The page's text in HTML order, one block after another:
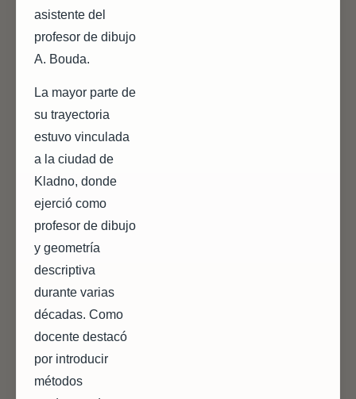
asistente del
profesor de dibujo
A. Bouda.
La mayor parte de
su trayectoria
estuvo vinculada
a la ciudad de
Kladno, donde
ejerció como
profesor de dibujo
y geometría
descriptiva
durante varias
décadas. Como
docente destacó
por introducir
métodos